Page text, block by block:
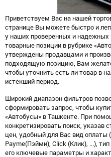
Приветствуем Вас на нашей
странице Вы можете быстро и
у наших проверенных и
товарные позиции в рубрике
утверждены продавцами и
подходящую позицию, Вам
чтобы уточнить есть ли товар в
истекший период.
Широкий диапазон фильтров
сформировать запрос, чтобы
«Автобусы» в Ташкенте. При
конкретизировать поиск, указав
цен, удобный для Вас вид оплаты
Payme(Пэйми), Click (Клик), ...),
его ключевые параметры и